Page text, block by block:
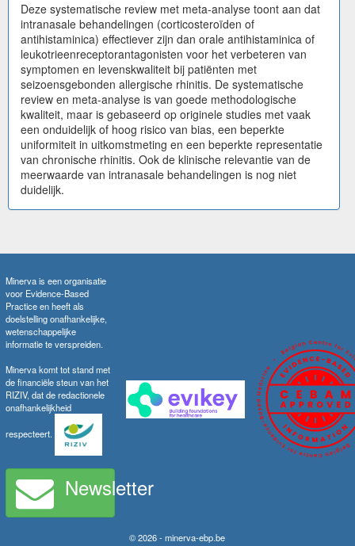
Deze systematische review met meta-analyse toont aan dat
intranasale behandelingen (corticosteroïden of
antihistaminica) effectiever zijn dan orale antihistaminica of
leukotrieenreceptorantagonisten voor het verbeteren van
symptomen en levenskwaliteit bij patiënten met
seizoensgebonden allergische rhinitis. De systematische
review en meta-analyse is van goede methodologische
kwaliteit, maar is gebaseerd op originele studies met vaak
een onduidelijk of hoog risico van bias, een beperkte
uniformiteit in uitkomstmeting en een beperkte representatie
van chronische rhinitis. Ook de klinische relevantie van de
meerwaarde van intranasale behandelingen is nog niet
duidelijk.
Minerva is een organisatie
voor Evidence-Based
Practice en heeft als
doelstelling onafhankelijke,
wetenschappelijke
informatie te verspreiden.
Minerva komt tot stand met
de financiële steun van het
RIZIV, dat de redactionele
onafhankelijkheid
respecteert.
Newsletter
© 2026 - minerva-ebp.be